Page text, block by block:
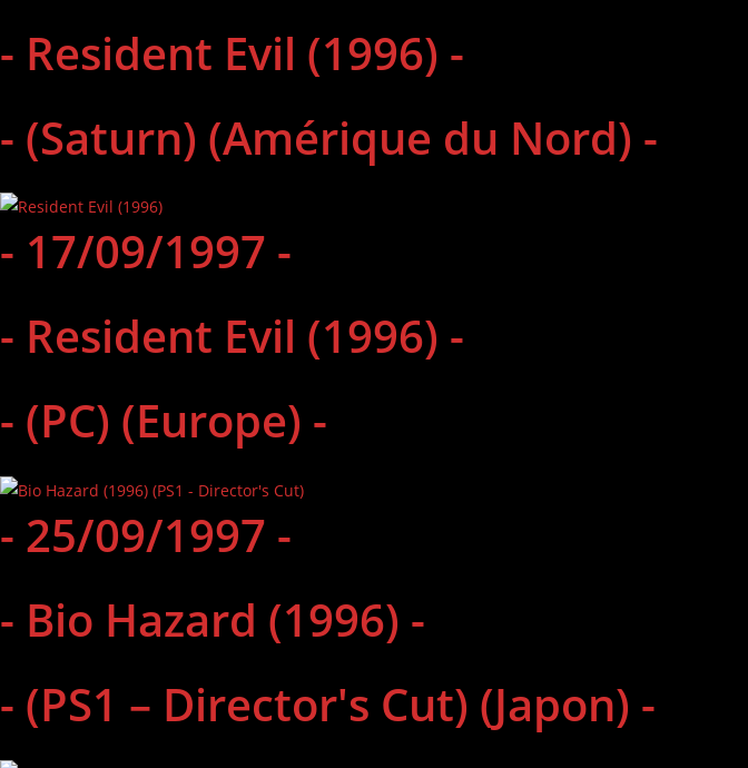
- Resident Evil (1996) -
- (Saturn) (Amérique du Nord) -
- 17/09/1997 -
- Resident Evil (1996) -
- (PC) (Europe) -
- 25/09/1997 -
- Bio Hazard (1996) -
- (PS1 – Director's Cut) (Japon) -